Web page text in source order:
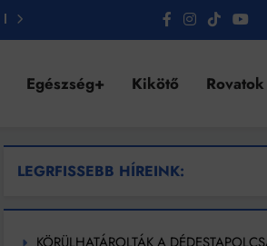
Egészség+ Kikötő Rovatok
LEGRFISSEBB HÍREINK: